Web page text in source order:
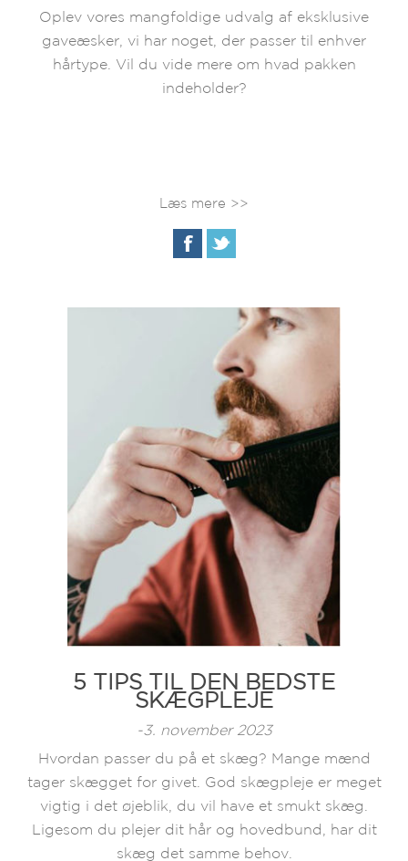
Oplev vores mangfoldige udvalg af eksklusive
gaveæsker, vi har noget, der passer til enhver
hårtype. Vil du vide mere om hvad pakken
indeholder?
Læs mere >>
5 TIPS TIL DEN BEDSTE
SKÆGPLEJE
-3. november 2023
Hvordan passer du på et skæg? Mange mænd
tager skægget for givet. God skægpleje er meget
vigtig i det øjeblik, du vil have et smukt skæg.
Ligesom du plejer dit hår og hovedbund, har dit
skæg det samme behov.